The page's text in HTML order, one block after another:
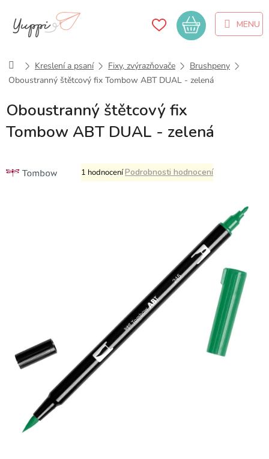
obsah
Nákupní
košík
DomůKreslení a psaní Fixy, zvýrazňovače
Brushpeny
Oboustranný štětcový fix Tombow ABT DUAL - zelená
Oboustranný štětcový fix
Tombow ABT DUAL - zelená
Průměrné
hodnocení
1 hodnoceníPodrobnosti hodnocení